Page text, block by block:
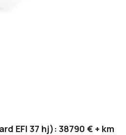
EFI 37 hj): 38790 € + km